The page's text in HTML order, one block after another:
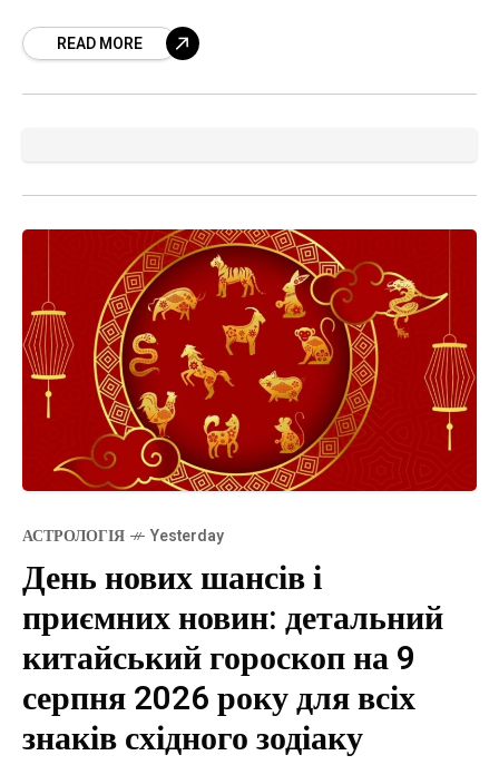
джерел доходу, розвитку професійних навичок і
READ MORE
АСТРОЛОГІЯ Yesterday
День нових шансів і
приємних новин: детальний
китайський гороскоп на 9
серпня 2026 року для всіх
знаків східного зодіаку